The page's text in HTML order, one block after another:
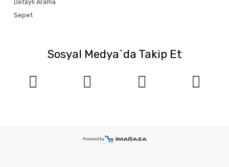
Detaylı Arama
Sepet
Sosyal Medya`da Takip Et